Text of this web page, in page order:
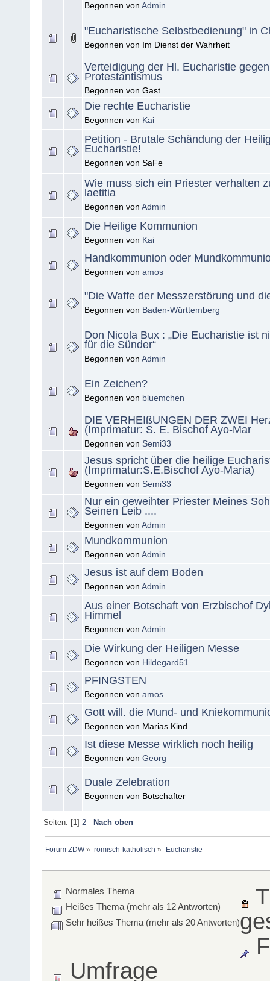
Begonnen von Admin
"Eucharistische Selbstbedienung" in
Begonnen von Im Dienst der Wahrheit
Verteidigung der Hl. Eucharistie
Protestantismus
Begonnen von Gast
Die rechte Eucharistie
Begonnen von Kai
Petition - Brutale Schändung der
Eucharistie!
Begonnen von SaFe
Wie muss sich ein Priester verhalten
laetitia
Begonnen von Admin
Die Heilige Kommunion
Begonnen von Kai
Handkommunion oder
Begonnen von amos
"Die Waffe der Messzerstörung und
Begonnen von Baden-Württemberg
Don Nicola Bux : „Die Eucharistie ist
für die Sünder“
Begonnen von Admin
Ein Zeichen?
Begonnen von bluemchen
DIE VERHEIßUNGEN DER ZWEI
(Imprimatur: S. E. Bischof Ayo-Mar
Begonnen von Semi33
Jesus spricht über die heilige
(Imprimatur:S.E.Bischof Ayo-Maria)
Begonnen von Semi33
Nur ein geweihter Priester Meines
Seinen Leib ....
Begonnen von Admin
Mundkommunion
Begonnen von Admin
Jesus ist auf dem Boden
Begonnen von Admin
Aus einer Botschaft von Erzbischof
Himmel
Begonnen von Admin
Die Wirkung der Heiligen Messe
Begonnen von Hildegard51
PFINGSTEN
Begonnen von amos
Gott will. die Mund- und
Begonnen von Marias Kind
Ist diese Messe wirklich noch heilig
Begonnen von Georg
Duale Zelebration
Begonnen von Botschafter
Seiten: [1] 2 Nach oben
Forum ZDW» römisch-katholisch » Eucharistie
Normales Thema
Heißes Thema (mehr als 12 Antworten)
Sehr heißes Thema (mehr als 20 Antworten)
Umfrage